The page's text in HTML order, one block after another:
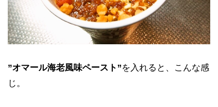
”オマール海老風味ペースト”を入れると、こんな感
じ。